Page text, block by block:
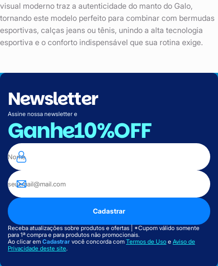
visual moderno traz a autenticidade do manto do Galo,
tornando este modelo perfeito para combinar com bermudas
esportivas, calças jeans ou tênis, unindo a alta tecnologia
esportiva e o conforto indispensável que sua rotina exige.
Newsletter
Assine nossa newsletter e
Ganhe10%OFF
Cadastrar
Receba atualizações sobre produtos e ofertas | *Cupom válido somente
para 1ª compra e para produtos não promocionais.
Ao clicar em Cadastrar você concorda com Termos de Uso e Aviso de
Privacidade deste site.